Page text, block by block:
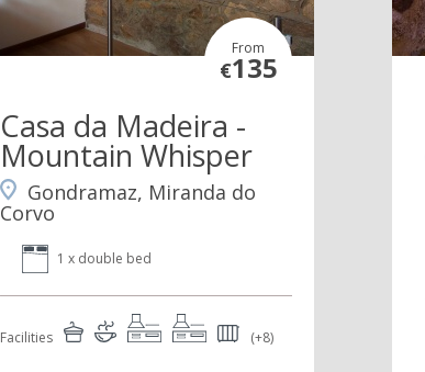
From
€135
Casa da Madeira -
Mountain Whisper
Gondramaz, Miranda do
Corvo
1 x double bed
Facilities (+8)